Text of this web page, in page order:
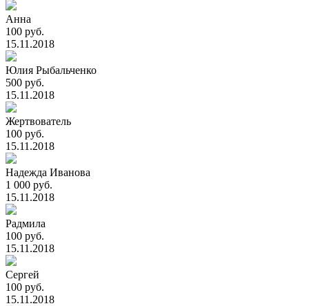
Анна
100 руб.
15.11.2018
Юлия Рыбальченко
500 руб.
15.11.2018
Жертвователь
100 руб.
15.11.2018
Надежда Иванова
1 000 руб.
15.11.2018
Радмила
100 руб.
15.11.2018
Сергей
100 руб.
15.11.2018